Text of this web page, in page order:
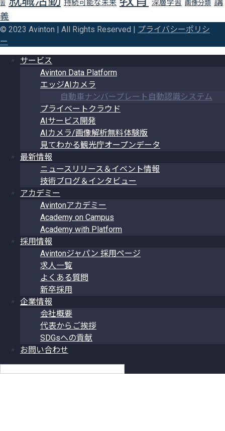
習 持続可能な未来 深層学習 画像分類
義
© 2023 Avinton | All Rights Reserved | プライバシーポリシ
ー
サービス
Avinton Data Platform
エッジAIカメラ
自動車ナンバープレート自動認識システム
プライベートクラウド
AIサービス開発
AIカメラ/画像解析無料体験版
見てわかる観光庁オープンデータ
最新情報
ニュースリリース＆イベント情報
技術ブログ＆インタビュー
アカデミー
Avintonアカデミー
Academy on Campus
Academy with Platform
採用情報
Avintonジャパン 採用ページ
求人一覧
よくある質問
新卒採用
企業情報
会社概要
代表からご挨拶
SDGsへの貢献
お問い合わせ